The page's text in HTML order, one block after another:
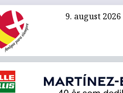
9. august 2026